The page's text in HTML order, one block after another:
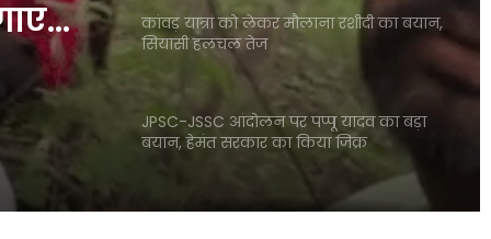
कांवड़ यात्रा को लेकर मौलाना रशीदी का बयान,
सियासी हलचल तेज
JPSC-JSSC आंदोलन पर पप्पू यादव का बड़ा
बयान, हेमंत सरकार का किया जिक्र
लखनऊ के पारा में छात्रा की हत्या से सनसनी,